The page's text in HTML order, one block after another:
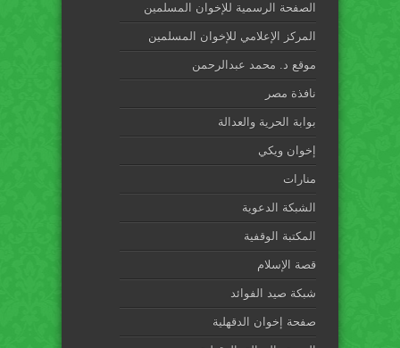
الصفحة الرسمية للإخوان المسلمين
المركز الإعلامي للإخوان المسلمين
موقع د. محمد عبدالرحمن
نافذة مصر
بوابة الحرية والعدالة
إخوان ويكي
منارات
الشبكة الدعوية
المكتبة الوقفية
قصة الإسلام
شبكة صيد الفوائد
صفحة إخوان الدقهلية